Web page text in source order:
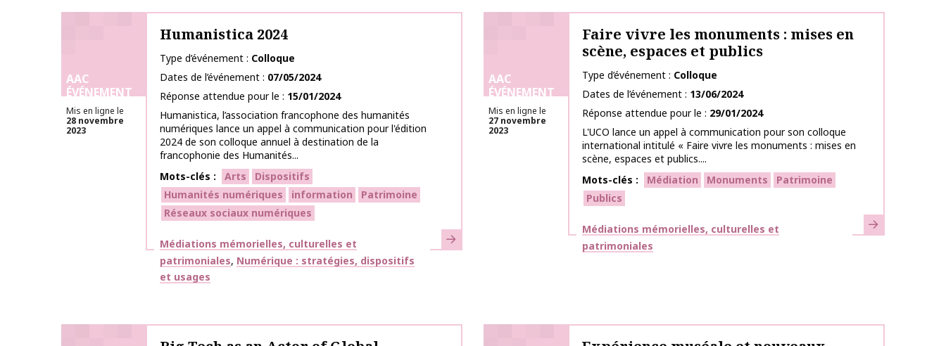
AAC
ÉVÉNEMENT
Mis en ligne le
28 novembre
2023
Humanistica 2024
Type d’événement
Colloque
Dates de l’événement
07/05/2024
Réponse attendue pour le
15/01/2024
Humanistica, l’association francophone des humanités
numériques lance un appel à communication pour l'édition
2024 de son colloque annuel à destination de la
francophonie des Humanités...
Mots-clés
Arts
Dispositifs
Humanités numériques
information
Patrimoine
Réseaux sociaux numériques
Thématiques
Médiations mémorielles, culturelles et
patrimoniales Numérique : stratégies, dispositifs
et usages
En savoir plus
AAC
ÉVÉNEMENT
Mis en ligne le
27 novembre
2023
Faire vivre les monuments : mises en
scène, espaces et publics
Type d’événement
Colloque
Dates de l’événement
13/06/2024
Réponse attendue pour le
29/01/2024
L'UCO lance un appel à communication pour son colloque
international intitulé « Faire vivre les monuments : mises en
scène, espaces et publics....
Mots-clés
Médiation Monuments
Patrimoine
Publics
Thématiques
Médiations mémorielles, culturelles et
patrimoniales
En savoir plus